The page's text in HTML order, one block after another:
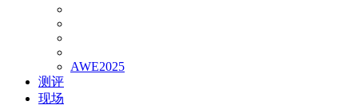
AWE2025
测评
现场